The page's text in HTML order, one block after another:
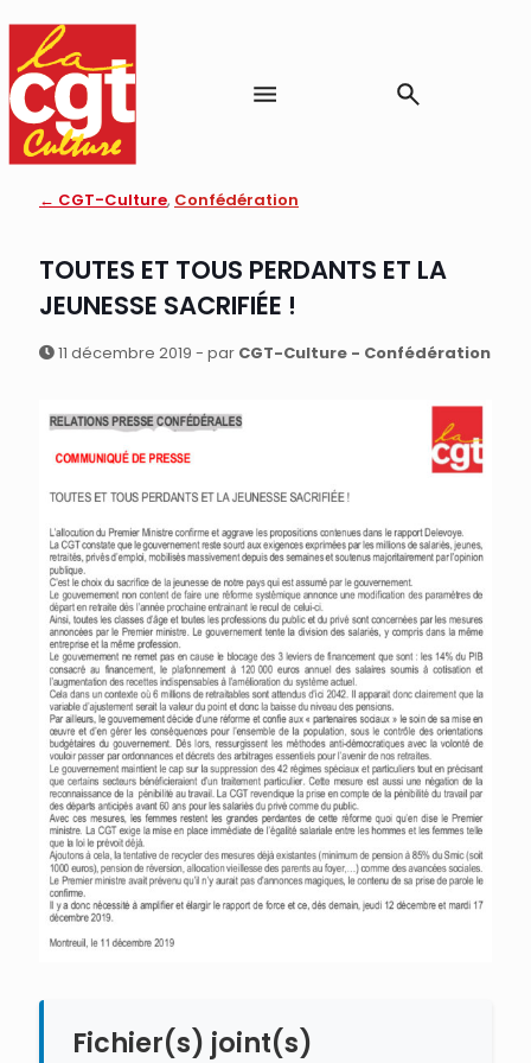
← CGT-Culture, Confédération
TOUTES ET TOUS PERDANTS ET LA
JEUNESSE SACRIFIÉE !
11 décembre 2019 - par CGT-Culture - Confédération
Fichier(s) joint(s)